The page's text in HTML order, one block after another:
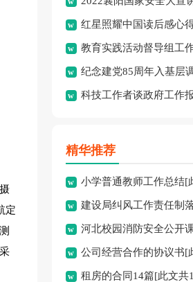
定
发(多篇)[此文共4328字]
红星照耀中国读后感心
3483字]
教育实践活动督导组工
1903字]
纪念建党85周年入基层
选多篇)[此文共4654字]
科技工作者谈政府工作
精华推荐
小学普通教师工作总结[
建设局纠风工作责任制
作总结(精选多篇)[此文共
河北校园消防安全公开
2021[此文共4346字]
公司经营合作的协议书[
租房的合同14篇[此文共